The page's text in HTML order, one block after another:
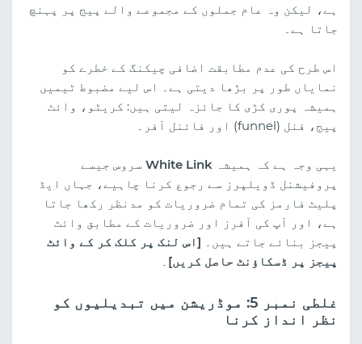
ہے، لیکن وہ عام جملوں کے مجموعے والے پیج پر پہنچ
جاتا ہے۔
اس طرح کی عدم مطابقت اضافی چیکنگ کے خطرے کو
نمایاں طور پر بڑھا دیتی ہے۔ اس لیے مضبوط ٹیمیں
ہمیشہ پوری کڑی کا جائزہ لیتی ہیں: کریٹو، وائٹ
پیج، فنل (funnel) اور فائنل آفر۔
یہی وجہ ہے کہ ہمیشہ White Link سروس جیسے
پروفیشنل ڈویلپرز سے رجوع کرنا چاہیے، جہاں ایڈ
پلیٹ فارمز کی تمام ضروریات کو مدنظر رکھا جاتا
ہے، اور آپ کی آفرز اور ضروریات کے مطابق وائٹ
پیجز بنائے جاتے ہیں۔ [اس لنک پر کلک کر کے وائٹ
پیجز پر ڈسکاؤنٹ حاصل کریں] ۔
غلطی نمبر 5: موڈریشن میں تبدیلیوں کو
نظر انداز کرنا